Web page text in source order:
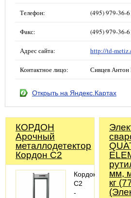
Телефон: (495) 979-36-
Факс: (495) 979-36-
Адрес сайта: http://td-
Контактное лицо: Сивцев Антон
Открыть на Яндекс.Картах
КОРДОН
Арочный
металлодетектор
Кордон С2
Кордон
С2
-
мм,
кг